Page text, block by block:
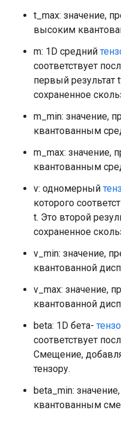
t_max: значение,
высоким
m: 1D средний
соответствует
первый результат
сохраненное
m_min: значение,
квантованным
m_max: значение,
квантованным
v: одномерный
которого
t. Это второй
сохраненное
v_min: значение,
квантованной
v_max: значение,
квантованной
beta: 1D бета-
соответствует
Смещение,
тензору.
beta_min:
квантованным